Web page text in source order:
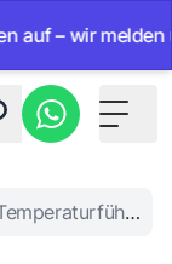
wir melden uns
Toggle
Er18 Temperaturfühler Tür